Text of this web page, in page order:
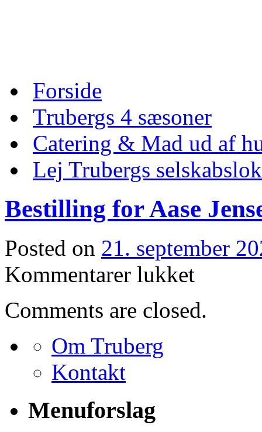
to
Forside
Trubergs 4 sæsoner
Catering & Mad ud af
Lej Trubergs
Bestilling for Aase
Posted on 21. september
Kommentarer lukket
Jensen
Comments are closed.
Om Truberg
Kontakt
Menuforslag